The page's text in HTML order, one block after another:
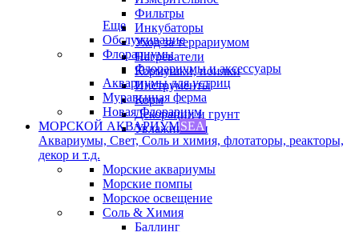
Фильтры
Инкубаторы
Уход за террариумом
Нагреватели
Кормушки, поилки
Инструменты
Корм
Декорации и грунт
Увлажнители
Еще
Обслуживание
Флорариумы
Флорариумы и аксессуары
Аквариумы для устриц
Муравьиная ферма
Новая Флорариум
МОРСКОЙ АКВАРИУМSEA
Аквариумы, Свет, Соль и химия, флотаторы, реакторы,
декор и т.д.
Морские аквариумы
Морские помпы
Морское освещение
Соль & Химия
Баллинг